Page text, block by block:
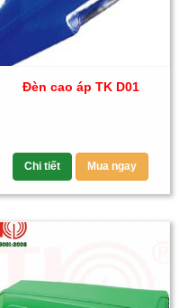
Đèn cao áp TK D01
Chi tiết Mua ngay